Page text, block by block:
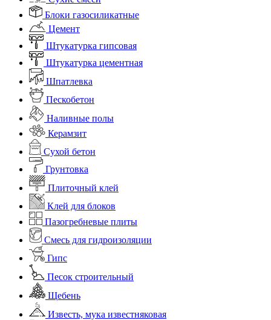
Блоки газосиликатные
Цемент
Штукатурка гипсовая
Штукатурка цементная
Шпатлевка
Пескобетон
Наливные полы
Керамзит
Сухой бетон
Грунтовка
Плиточный клей
Клей для блоков
Пазогребневые плиты
Смесь для гидроизоляции
Гипс
Песок строительный
Щебень
Известь, мука известняковая